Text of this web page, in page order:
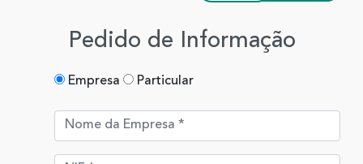
Pedido de Informação
Empresa Particular